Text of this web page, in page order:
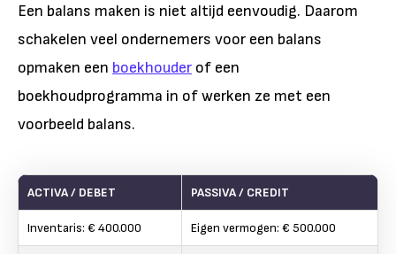
Een balans maken is niet altijd eenvoudig. Daarom
schakelen veel ondernemers voor een balans
opmaken een boekhouder of een
boekhoudprogramma in of werken ze met een
voorbeeld balans.
ACTIVA / DEBET PASSIVA / CREDIT
Inventaris: € 400.000 Eigen vermogen: € 500.000